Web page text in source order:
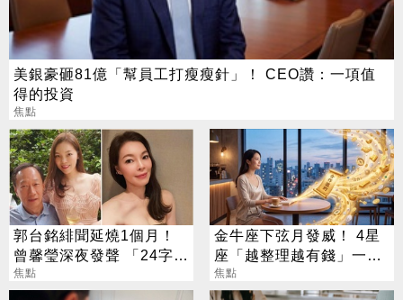
美銀豪砸81億「幫員工打瘦瘦針」！ CEO讚：一項值
得的投資
焦點
郭台銘緋聞延燒1個月！
曾馨瑩深夜發聲 「24字」
吐盡最心繫的事
焦點
金牛座下弦月發威！ 4星
座「越整理越有錢」一路
旺運到10月
焦點